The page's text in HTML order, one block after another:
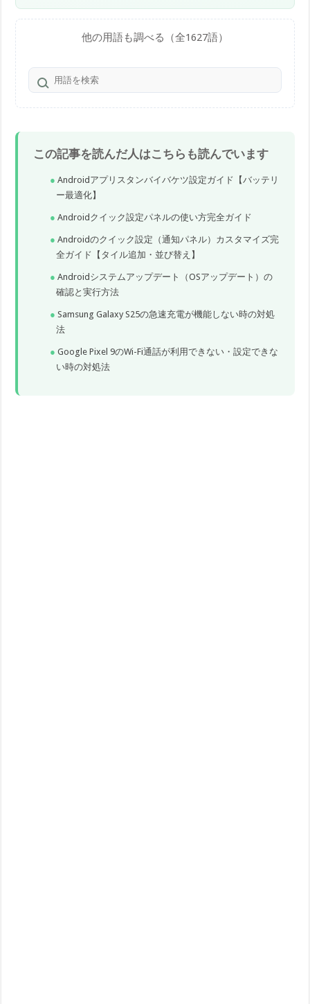
他の用語も調べる（全1627語）
この記事を読んだ人はこちらも読んでいます
Androidアプリスタンバイバケツ設定ガイド【バッテリ
ー最適化】
Androidクイック設定パネルの使い方完全ガイド
Androidのクイック設定（通知パネル）カスタマイズ完
全ガイド【タイル追加・並び替え】
Androidシステムアップデート（OSアップデート）の
確認と実行方法
Samsung Galaxy S25の急速充電が機能しない時の対処
法
Google Pixel 9のWi-Fi通話が利用できない・設定できな
い時の対処法